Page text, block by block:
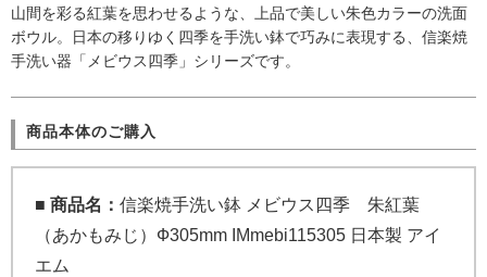
山間を彩る紅葉を思わせるような、上品で美しい朱色カラーの洗面
ボウル。日本の移りゆく四季を手洗い鉢で巧みに表現する、信楽焼
手洗い器「メビウス四季」シリーズです。
商品本体のご購入
■ 商品名： 信楽焼手洗い鉢 メビウス四季 朱紅葉
（あかもみじ）Ф305mm IMmebi115305 日本製 アイ
エム